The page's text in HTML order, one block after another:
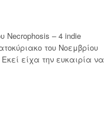
Necrophosis – 4 indie
του Νοεμβρίου
είχα την ευκαιρία να